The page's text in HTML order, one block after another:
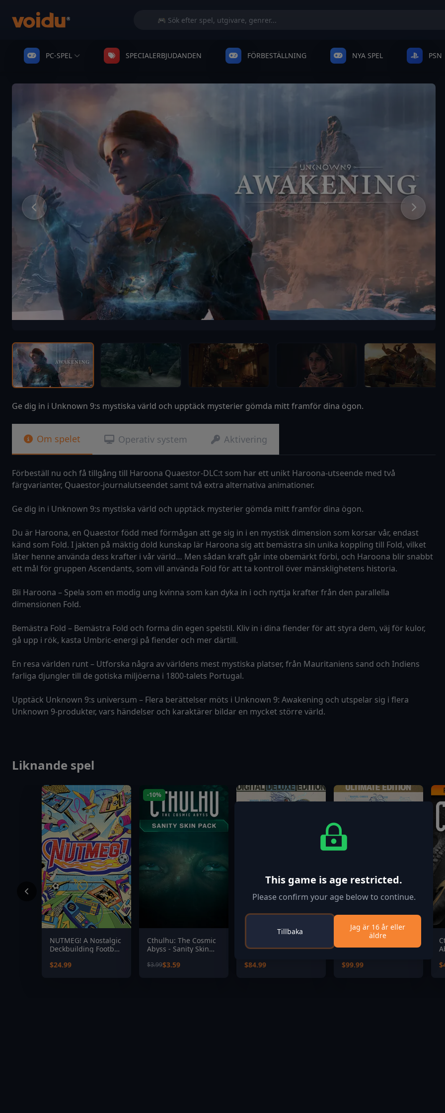
PC-SPEL SPECIALERBJUDANDEN FÖRBESTÄLLNING NYA SPEL PSN
Ge dig in i Unknown 9:s mystiska värld och upptäck mysterier gömda mitt framför dina ögon.
Om spelet Operativ system Aktivering
Förbeställ nu och få tillgång till Haroona Quaestor-DLC:t som har ett unikt Haroona-utseende med två
färgvarianter, Quaestor-journalutseendet samt två extra alternativa animationer.
Ge dig in i Unknown 9:s mystiska värld och upptäck mysterier gömda mitt framför dina ögon.
Du är Haroona, en Quaestor född med förmågan att ge sig in i en mystisk dimension som korsar vår, endast
känd som Fold. I jakten på mäktig dold kunskap lär Haroona sig att bemästra sin unika koppling till Fold, vilket
låter henne använda dess krafter i vår värld… Men sådan kraft går inte obemärkt förbi, och Haroona blir snabbt
ett mål för gruppen Ascendants, som vill använda Fold för att ta kontroll över mänsklighetens historia.
Bli Haroona – Spela som en modig ung kvinna som kan dyka in i och nyttja krafter från den parallella
dimensionen Fold.
Bemästra Fold – Bemästra Fold och forma din egen spelstil. Kliv in i dina fiender för att styra dem, väj för kulor,
gå upp i rök, kasta Umbric-energi på fiender och mer därtill.
En resa världen runt – Utforska några av världens mest mystiska platser, från Mauritaniens sand och Indiens
farliga djungler till de gotiska miljöerna i 1800-talets Portugal.
Upptäck Unknown 9:s universum – Flera berättelser möts i Unknown 9: Awakening och utspelar sig i flera
Unknown 9-produkter, vars händelser och karaktärer bildar en mycket större värld.
Liknande spel
NUTMEG! A Nostalgic
Deckbuilding Football
$24.99
-10%
Cthulhu: The Cosmic
Abyss - Sanity Skin
$3.99$3.59
Fighting Souls Digital
$84.99
MARVEL Tōkon:
Fighting Souls
$99.99
This game is age restricted.
Please confirm your age below to continue.
Tillbaka
Jag är 16 år eller
äldre